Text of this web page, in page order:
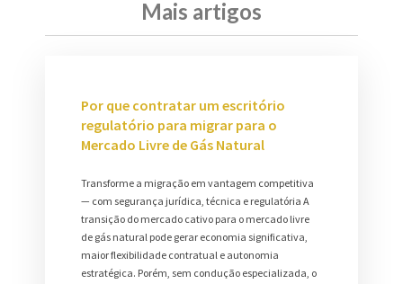
Mais artigos
Por que contratar um escritório
regulatório para migrar para o
Mercado Livre de Gás Natural
Transforme a migração em vantagem competitiva
— com segurança jurídica, técnica e regulatória A
transição do mercado cativo para o mercado livre
de gás natural pode gerar economia significativa,
maior flexibilidade contratual e autonomia
estratégica. Porém, sem condução especializada, o